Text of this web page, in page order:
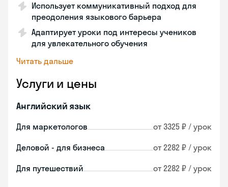
Использует коммуникативный подход для
преодоления языкового барьера
Адаптирует уроки под интересы учеников
для увлекательного обучения
Читать дальше
Услуги и цены
Английский язык
Для маркетологов от 3325 ₽ / урок
Деловой - для бизнеса от 2282 ₽ / урок
Для путешествий от 2282 ₽ / урок